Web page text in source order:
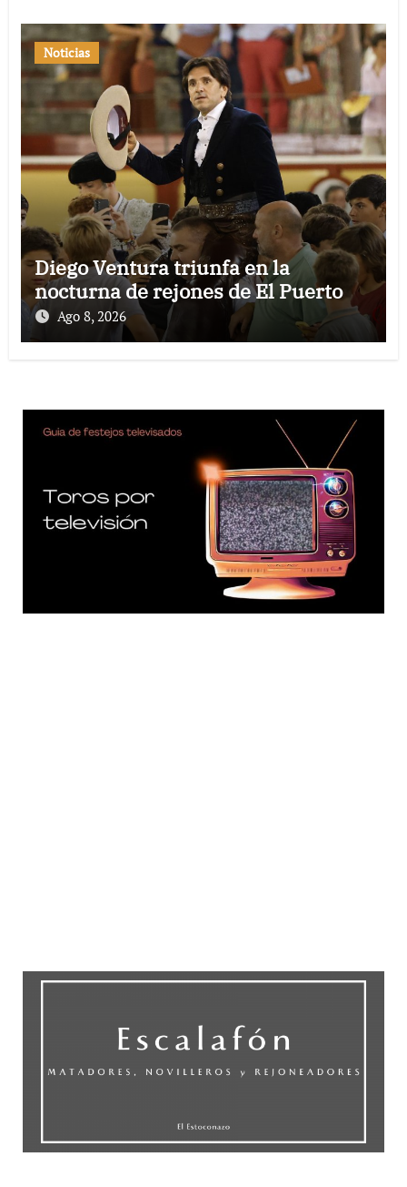
Noticias
Diego Ventura triunfa en la
nocturna de rejones de El Puerto
Ago 8, 2026